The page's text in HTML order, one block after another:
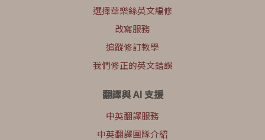
選擇華樂絲英文編修
改寫服務
追蹤修訂教學
我們修正的英文錯誤
翻譯與 AI 支援
中英翻譯服務
中英翻譯團隊介紹